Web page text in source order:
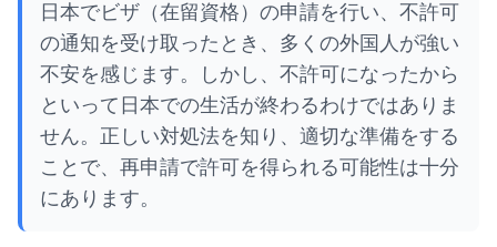
日本でビザ（在留資格）の申請を行い、不許可
の通知を受け取ったとき、多くの外国人が強い
不安を感じます。しかし、不許可になったから
といって日本での生活が終わるわけではありま
せん。正しい対処法を知り、適切な準備をする
ことで、再申請で許可を得られる可能性は十分
にあります。